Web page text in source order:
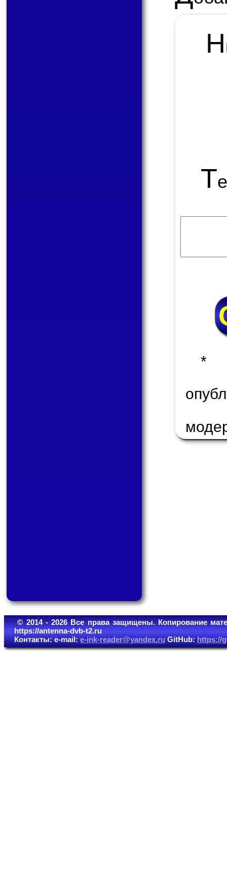
Н
Т
*
© 2014 - 2026 Все права защищены. Копирование
https://antenna-dvb-t2.ru
Контакты: e-mail:e-ink-reader@yandex.ruGitHub:https://